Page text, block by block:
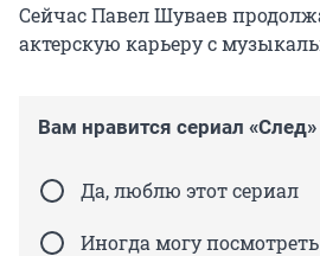
Сейчас Павел Шуваев
актерскую карьеру с
Вам нравится сериал «След»
Да, люблю этот сериал
Иногда могу посмотреть